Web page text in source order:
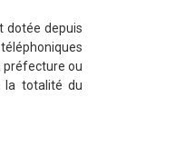
dotée depuis
préfecture ou
la totalité du